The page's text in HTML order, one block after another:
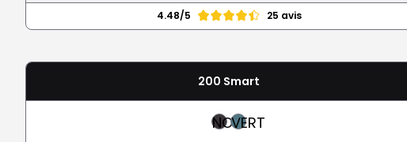
4.48/5 25 avis
200 Smart
NOIRVERT